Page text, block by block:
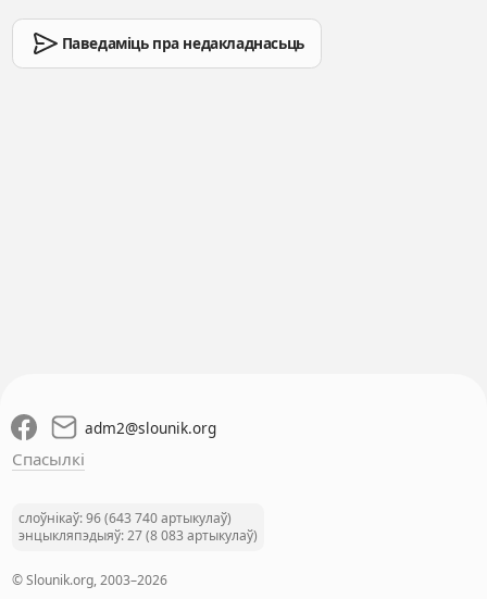
Паведаміць пра недакладнасьць
adm2@slounik.org
Спасылкі
слоўнікаў: 96 (643 740 артыкулаў)
энцыкляпэдыяў: 27 (8 083 артыкулаў)
© Slounik.org, 2003–2026